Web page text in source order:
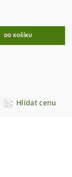
Hlídat cenu